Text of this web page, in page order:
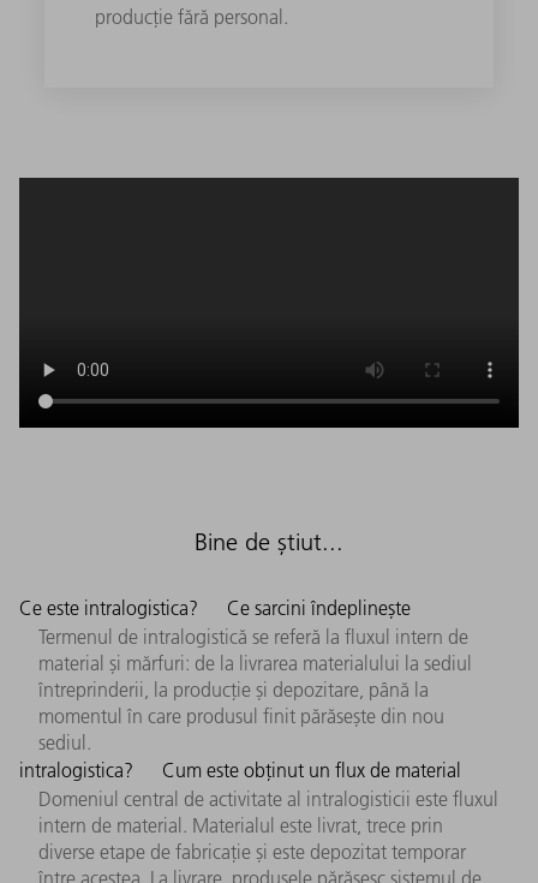
producție fără personal.
Bine de știut...
Ce este intralogistica?
Termenul de intralogistică se referă la fluxul intern de
material și mărfuri: de la livrarea materialului la sediul
întreprinderii, la producție și depozitare, până la
momentul în care produsul finit părăsește din nou
sediul.
Ce sarcini îndeplinește
intralogistica?
Domeniul central de activitate al intralogisticii este fluxul
intern de material. Materialul este livrat, trece prin
diverse etape de fabricație și este depozitat temporar
între acestea. La livrare, produsele părăsesc sistemul de
Cum este obținut un flux de material